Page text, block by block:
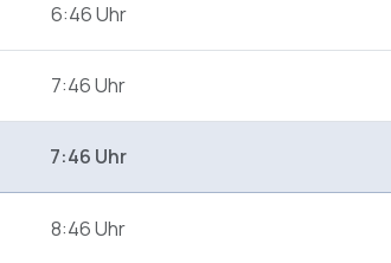
6:46 Uhr
7:46 Uhr
7:46 Uhr
8:46 Uhr